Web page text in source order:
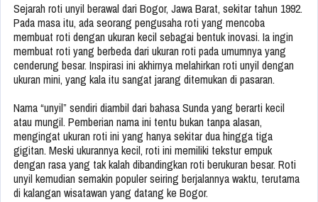
Sejarah roti unyil berawal dari Bogor, Jawa Barat, sekitar tahun 1992.
Pada masa itu, ada seorang pengusaha roti yang mencoba
membuat roti dengan ukuran kecil sebagai bentuk inovasi. Ia ingin
membuat roti yang berbeda dari ukuran roti pada umumnya yang
cenderung besar. Inspirasi ini akhirnya melahirkan roti unyil dengan
ukuran mini, yang kala itu sangat jarang ditemukan di pasaran.
Nama “unyil” sendiri diambil dari bahasa Sunda yang berarti kecil
atau mungil. Pemberian nama ini tentu bukan tanpa alasan,
mengingat ukuran roti ini yang hanya sekitar dua hingga tiga
gigitan. Meski ukurannya kecil, roti ini memiliki tekstur empuk
dengan rasa yang tak kalah dibandingkan roti berukuran besar. Roti
unyil kemudian semakin populer seiring berjalannya waktu, terutama
di kalangan wisatawan yang datang ke Bogor.